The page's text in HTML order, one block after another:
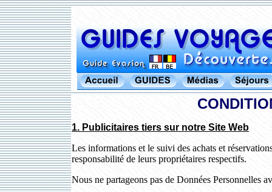
1. Publicitaires tiers sur notre Site Web
Les informations et le suivi des achats et
responsabilité de leurs propriétaires respectifs.
Nous ne partageons pas de Données Personnelles